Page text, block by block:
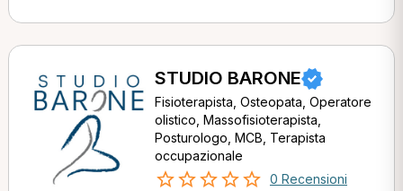
STUDIO BARONE
Fisioterapista, Osteopata, Operatore
olistico, Massofisioterapista,
Posturologo, MCB, Terapista
occupazionale
0 Recensioni